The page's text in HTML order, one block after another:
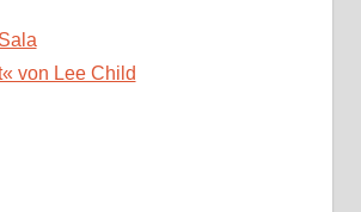
von Lee Child